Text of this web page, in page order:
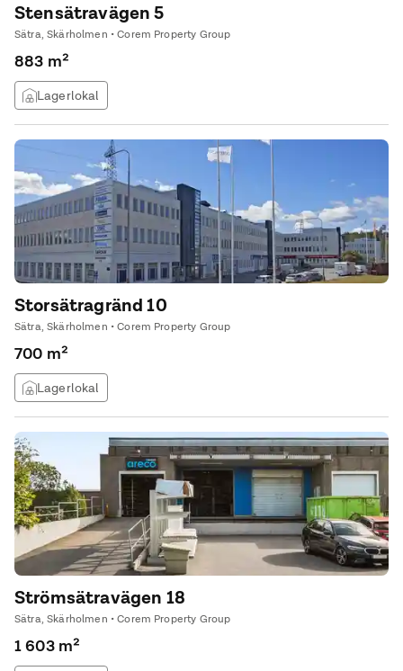
Stensätravägen 5
Sätra, Skärholmen • Corem Property Group
883 m²
Lagerlokal
Storsätragränd 10
Sätra, Skärholmen • Corem Property Group
700 m²
Lagerlokal
Strömsätravägen 18
Sätra, Skärholmen • Corem Property Group
1 603 m²